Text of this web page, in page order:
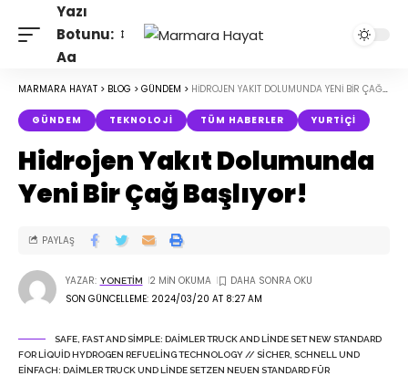
Yazı
Botunu:
Aa
MARMARA HAYAT > BLOG > GÜNDEM > HIDROJEN YAKIT DOLUMUNDA YENI BIR ÇAĞ BAŞLIYOR!
GÜNDEM TEKNOLOJI TÜM HABERLER YURTIÇI
Hidrojen Yakıt Dolumunda
Yeni Bir Çağ Başlıyor!
SON GÜNCELLEME: 2024/03/20 AT 8:27 AM
YAZAR: YONETIM 2 MIN OKUMA
PAYLAŞ
SAFE, FAST AND SIMPLE: DAIMLER TRUCK AND LINDE SET NEW STANDARD
FOR LIQUID HYDROGEN REFUELING TECHNOLOGY // SICHER, SCHNELL UND
EINFACH: DAIMLER TRUCK UND LINDE SETZEN NEUEN STANDARD FÜR